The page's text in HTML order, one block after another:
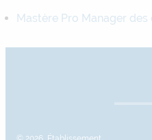
Mastère Pro Manager